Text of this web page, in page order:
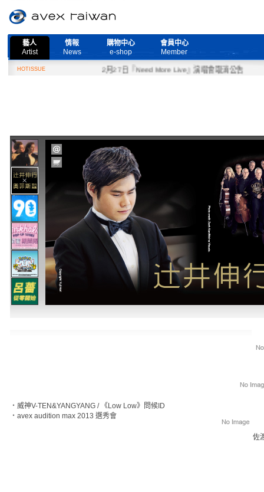
藝人
Artist
情報
News
購物中心
e-shop
會員中心
Member
HOTISSUE 2月27日『Need More Live』演唱會取消公告
‧ 威神V-TEN&YANGYANG / 《Low Low》問候ID
‧ avex audition max 2013 選秀會
佐